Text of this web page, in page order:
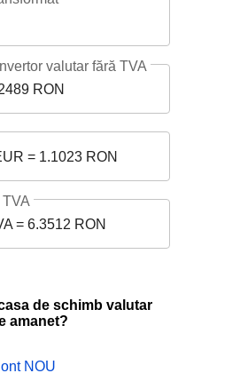
RON
valutar fără TVA
= 1.1023 RON
= 6.3512 RON
de schimb valutar
amanet?
NOU